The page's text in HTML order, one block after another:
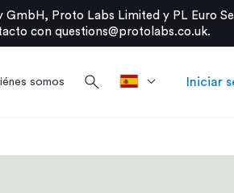
Proto Labs Limited y PL Euro
con questions@protolabs.co.uk.
somos search Iniciar